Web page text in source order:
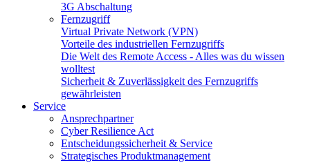
3G Abschaltung
Fernzugriff
Virtual Private Network (VPN)
Vorteile des industriellen Fernzugriffs
Die Welt des Remote Access - Alles was du wissen
wolltest
Sicherheit & Zuverlässigkeit des Fernzugriffs
gewährleisten
Service
Ansprechpartner
Cyber Resilience Act
Entscheidungssicherheit & Service
Strategisches Produktmanagement